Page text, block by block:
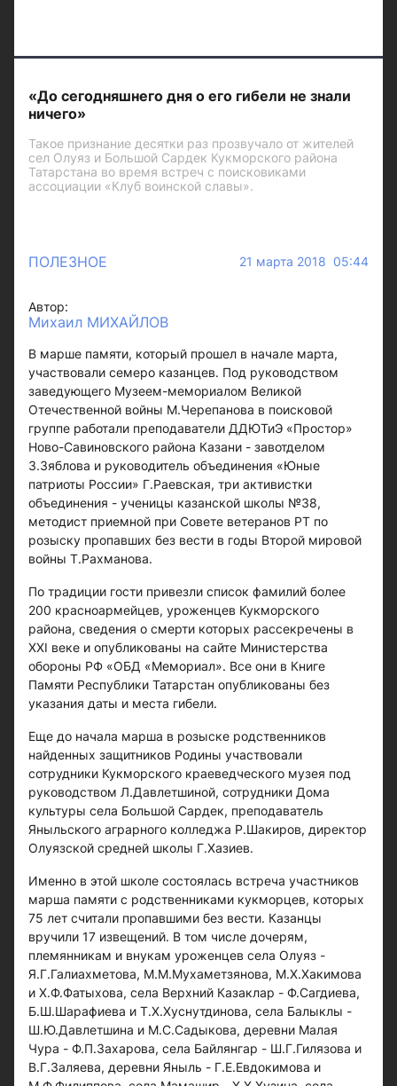
«До сегодняшнего дня о его гибели не знали
ничего»
Такое признание десятки раз прозвучало от жителей
сел Олуяз и Большой Сардек Кукморского района
Татарстана во время встреч с поисковиками
ассоциации «Клуб воинской славы».
ПОЛЕЗНОЕ 21 марта 2018 05:44
Автор:
Михаил МИХАЙЛОВ
В марше памяти, который прошел в начале марта,
участвовали семеро казанцев. Под руководством
заведующего Музеем-мемориалом Великой
Отечественной войны М.Черепанова в поисковой
группе работали преподаватели ДДЮТиЭ «Простор»
Ново-Савиновского района Казани - завотделом
З.Зяблова и руководитель объединения «Юные
патриоты России» Г.Раевская, три активистки
объединения - ученицы казанской школы №38,
методист приемной при Совете ветеранов РТ по
розыску пропавших без вести в годы Второй мировой
войны Т.Рахманова.
По традиции гости привезли список фамилий более
200 красноармейцев, уроженцев Кукморского
района, сведения о смерти которых рассекречены в
ХХI веке и опубликованы на сайте Министерства
обороны РФ «ОБД «Мемориал». Все они в Книге
Памяти Республики Татарстан опубликованы без
указания даты и места гибели.
Еще до начала марша в розыске родственников
найденных защитников Родины участвовали
сотрудники Кукморского краеведческого музея под
руководством Л.Давлетшиной, сотрудники Дома
культуры села Большой Сардек, преподаватель
Яныльского аграрного колледжа Р.Шакиров, директор
Олуязской средней школы Г.Хазиев.
Именно в этой школе состоялась встреча участников
марша памяти с родственниками кукморцев, которых
75 лет считали пропавшими без вести. Казанцы
вручили 17 извещений. В том числе дочерям,
племянникам и внукам уроженцев села Олуяз -
Я.Г.Галиахметова, М.М.Мухаметзянова, М.Х.Хакимова
и Х.Ф.Фатыхова, села Верхний Казаклар - Ф.Сагдиева,
Б.Ш.Шарафиева и Т.Х.Хуснутдинова, села Балыклы -
Ш.Ю.Давлетшина и М.С.Садыкова, деревни Малая
Чура - Ф.П.Захарова, села Байлянгар - Ш.Г.Гилязова и
В.Г.Заляева, деревни Яныль - Г.Е.Евдокимова и